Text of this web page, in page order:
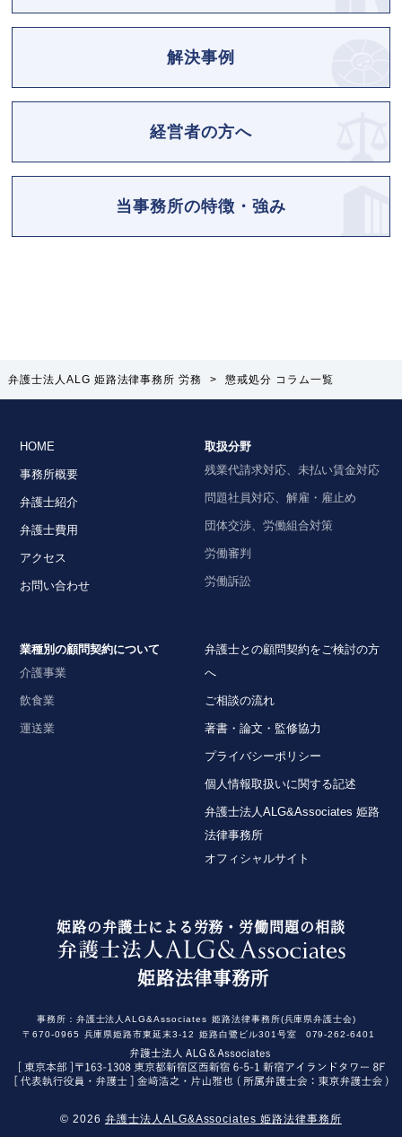
解決事例
経営者の方へ
当事務所の特徴・強み
弁護士法人ALG 姫路法律事務所 労務 > 懲戒処分 コラム一覧
HOME
事務所概要
弁護士紹介
弁護士費用
アクセス
お問い合わせ
取扱分野
残業代請求対応、未払い賃金対応
問題社員対応、解雇・雇止め
団体交渉、労働組合対策
労働審判
労働訴訟
業種別の顧問契約について
介護事業
飲食業
運送業
弁護士との顧問契約をご検討の方
へ
ご相談の流れ
著書・論文・監修協力
プライバシーポリシー
個人情報取扱いに関する記述
弁護士法人ALG&Associates 姫路
法律事務所
オフィシャルサイト
姫路の弁護士による労務・労働問題の相談
姫路法律事務所
事務所： 弁護士法人ALG&Associates 姫路法律事務所(兵庫県弁護士会)
〒670-0965
兵庫県姫路市東延末3-12 姫路白鷺ビル301号室 079-262-6401
© 2026 弁護士法人ALG&Associates 姫路法律事務所